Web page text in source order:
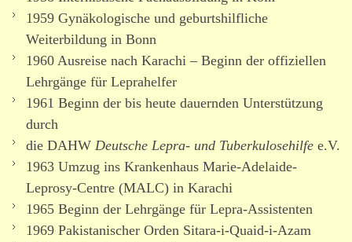
1959 Gynäkologische und geburts­hilf­liche
Weiterbildung in Bonn
1960 Ausreise nach Karachi – Beginn der offi­zi­ellen
Lehrgänge für Leprahelfer
1961 Beginn der bis heute dauernden Unterstützung
durch
die DAHW Deutsche Lepra- und Tuberkulosehilfee.V.
1963 Umzug ins Krankenhaus Marie-Adelaide-
Leprosy-Centre (MALC) in Karachi
1965 Beginn der Lehrgänge für Lepra-Assistenten
1969 Pakistanischer Orden Sitara-i-Quaid-i-Azam